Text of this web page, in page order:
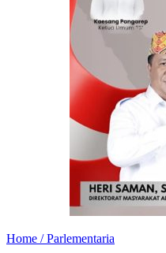
Home /Parlementaria